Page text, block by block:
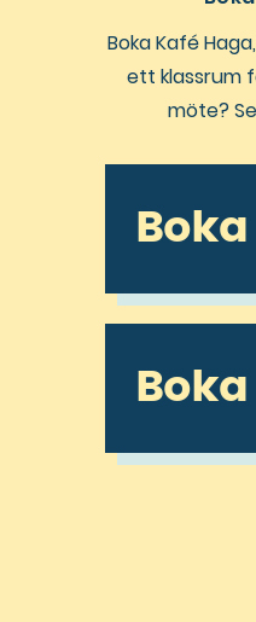
Boka Kafé
ett klassrum
möte?